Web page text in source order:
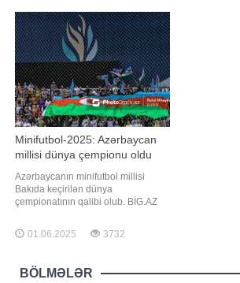
kollektiv Macarıstanla üz-üzə
gələcək. Bu gün həmçinin üçüncü
yer uğrunda oyun baş tutacaq.
Serbiya və Monteneqr
Minifutbol-2025: Azərbaycan
millisi dünya çempionu oldu
Azərbaycanın minifutbol millisi
Bakıda keçirilən dünya
çempionatının qalibi olub. BİG.AZ
rəhbərlik etdiyi kollektiv finalda
Macarıstan seçməsi ilə qarşılaşıb.
tutan matç yığmamızın 4:2 hesablı
qələbəsi ilə yekunlaşıb. Millinin
01.06.2025 3732
BÖLMƏLƏR